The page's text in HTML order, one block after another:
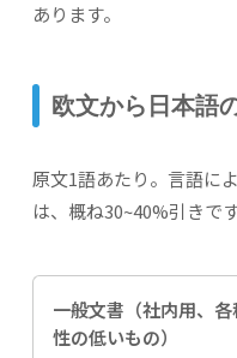
あります。
欧文から日本語
原文1語あたり。言語に
は、概ね30~40%引きです
一般文書（社内用、
性の低いもの）